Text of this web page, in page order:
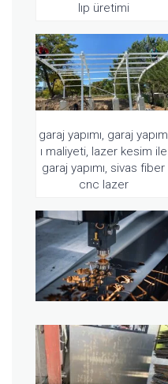
lıp üretimi
garaj yapımı, garaj yapım
ı maliyeti, lazer kesim ile
garaj yapımı, sivas fiber
cnc lazer